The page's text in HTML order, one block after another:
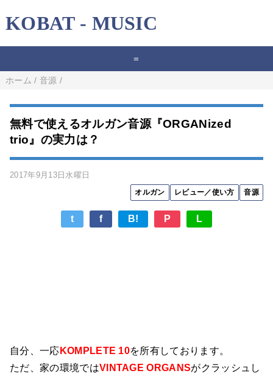
KOBAT - MUSIC
=
ホーム / 音源 /
無料で使えるオルガン音源『ORGANized
trio』の実力は？
2017年9月13日水曜日
オルガン レビュー／使い方 音源
t f B! P L
自分、一応 KOMPLETE 10を所有しております。
ただ、家の環境ではVINTAGE ORGANSがクラッシュし